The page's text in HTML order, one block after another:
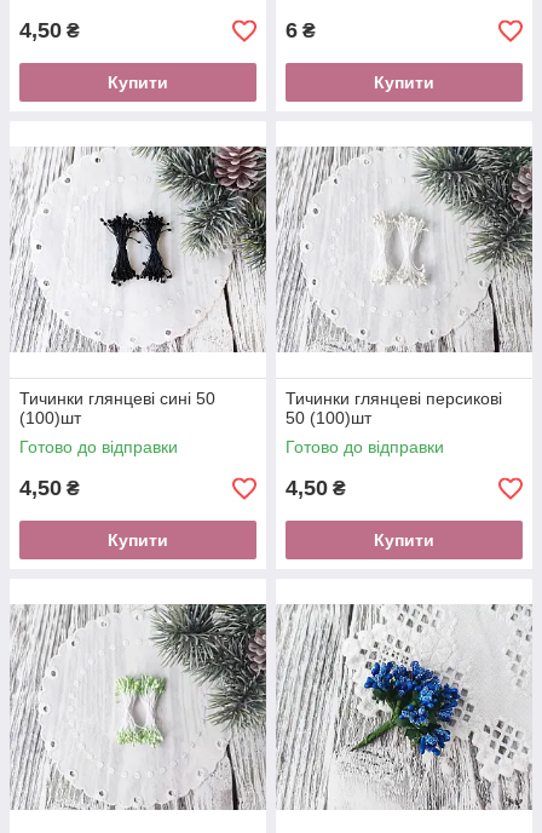
4,50 ₴
Купити
6 ₴
Купити
Тичинки глянцеві сині 50
(100)шт
Готово до відправки
4,50 ₴
Купити
Тичинки глянцеві персикові
50 (100)шт
Готово до відправки
4,50 ₴
Купити